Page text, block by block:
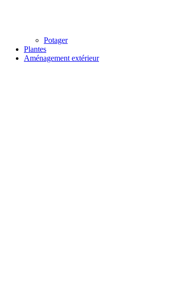
Potager
Plantes
Aménagement extérieur